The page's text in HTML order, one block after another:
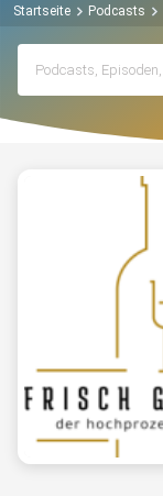
Startseite Podcasts